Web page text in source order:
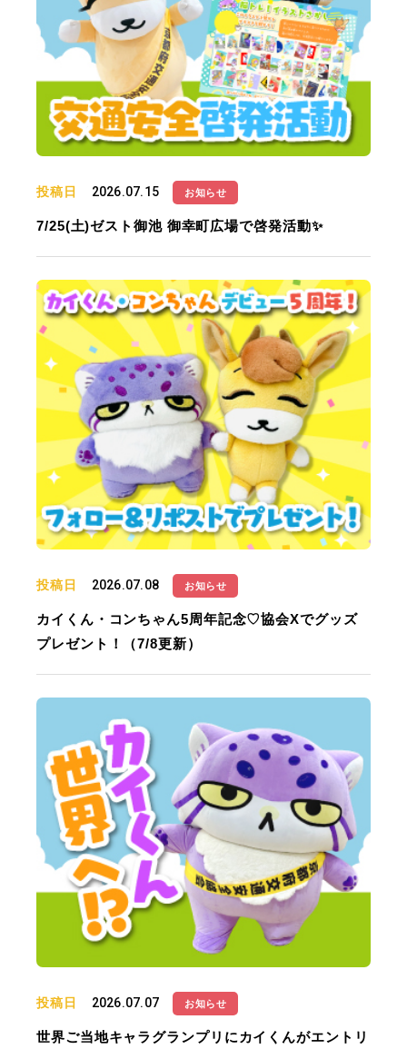
投稿日 2026.07.15 お知らせ
7/25(土)ゼスト御池 御幸町広場で啓発活動✨
投稿日 2026.07.08 お知らせ
カイくん・コンちゃん5周年記念♡協会Xでグッズ
プレゼント！（7/8更新）
投稿日 2026.07.07 お知らせ
世界ご当地キャラグランプリにカイくんがエントリ